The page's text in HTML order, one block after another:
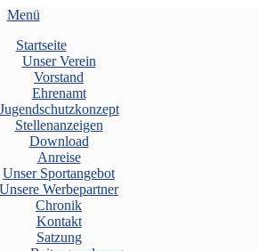
Menü
Startseite
Unser Verein
Vorstand
Ehrenamt
Jugendschutzkonzept
Stellenanzeigen
Download
Anreise
Unser Sportangebot
Unsere Werbepartner
Chronik
Kontakt
Satzung